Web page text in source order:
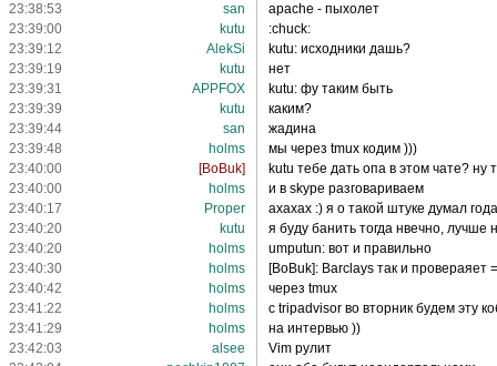
23:38:53
san
apache - пыхолет
23:39:00
kutu
:chuck:
23:39:12
AlekSi
kutu: исходники дашь?
23:39:19
kutu
нет
23:39:31
APPFOX
kutu: фу таким быть
23:39:39
kutu
каким?
23:39:44
san
жадина
23:39:48
holms
мы через tmux кодим )))
23:40:00
[BoBuk]
kutu тебе дать опа в этом чате? ну
23:40:00
holms
и в skype разговариваем
23:40:17
Proper
ахахах :) я о такой штуке думал
23:40:20
kutu
я буду банить тогда нвечно, лучше
23:40:20
holms
umputun: вот и правильно
23:40:30
holms
[BoBuk]: Barclays так и провераяет
23:40:42
holms
через tmux
23:41:22
holms
с tripadvisor во вторник будем эту
23:41:29
holms
на интервью ))
23:42:03
alsee
Vim рулит